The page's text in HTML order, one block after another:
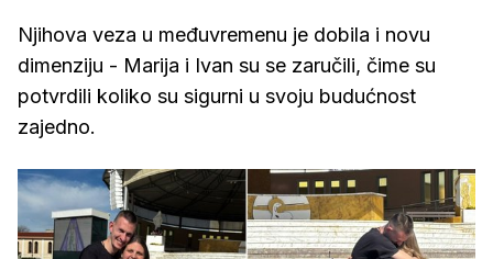
Njihova veza u međuvremenu je dobila i novu
dimenziju - Marija i Ivan su se zaručili, čime su
potvrdili koliko su sigurni u svoju budućnost
zajedno.